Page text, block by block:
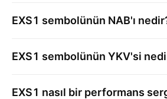
EXS1 sembolünün NAB'ı
EXS1 sembolünün YKV'si
EXS1 nasıl bir performans